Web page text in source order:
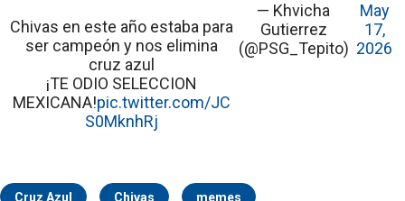
Chivas en este año estaba para
ser campeón y nos elimina
cruz azul
¡TE ODIO SELECCION
MEXICANA!pic.twitter.com/JC
S0MknhRj
— Khvicha
Gutierrez
(@PSG_Tepito)
May
17,
2026
Cruz Azul Chivas memes